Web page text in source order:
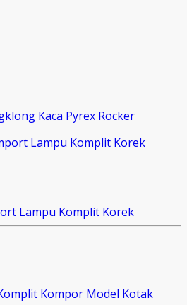
Kaca Pyrex Rocker
Lampu Komplit Korek